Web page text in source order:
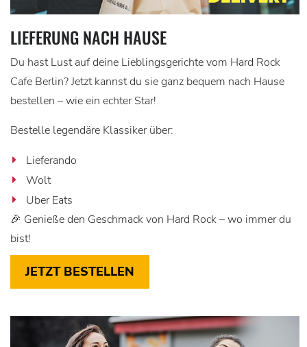
LIEFERUNG NACH HAUSE
Du hast Lust auf deine Lieblingsgerichte vom Hard Rock
Cafe Berlin? Jetzt kannst du sie ganz bequem nach Hause
bestellen – wie ein echter Star!
Bestelle legendäre Klassiker über:
Lieferando
Wolt
Uber Eats
🎉 Genieße den Geschmack von Hard Rock – wo immer du
bist!
JETZT BESTELLEN